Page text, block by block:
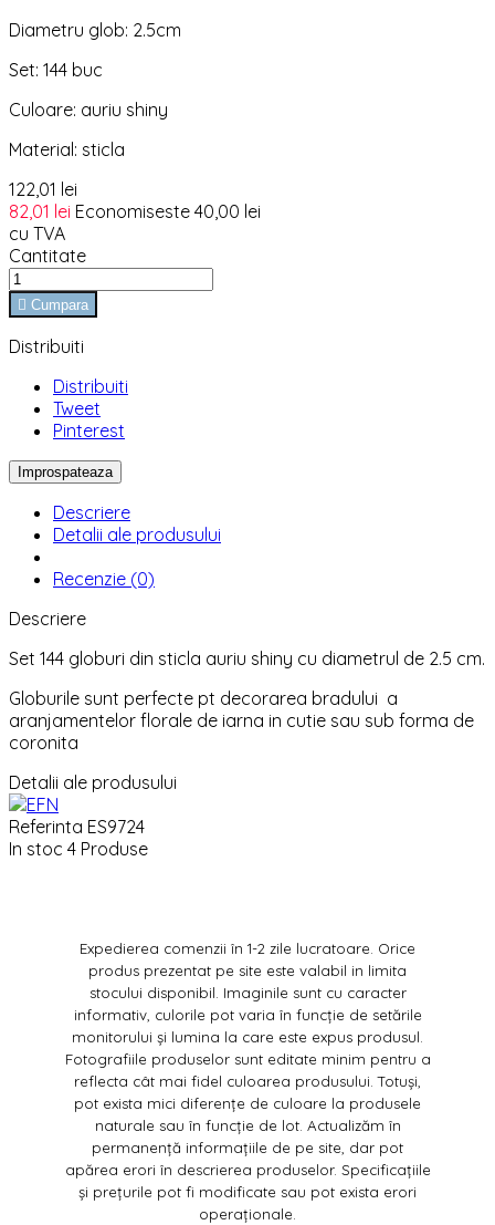
Diametru glob: 2.5cm
Set: 144 buc
Culoare: auriu shiny
Material: sticla
122,01 lei
82,01 lei Economiseste 40,00 lei
cu TVA
Cantitate
 Cumpara
Distribuiti
Distribuiti
Tweet
Pinterest
Descriere
Detalii ale produsului
Recenzie (0)
Descriere
Set 144 globuri din sticla auriu shiny cu diametrul de 2.5 cm.
Globurile sunt perfecte pt decorarea bradului a
aranjamentelor florale de iarna in cutie sau sub forma de
coronita
Detalii ale produsului
Referinta ES9724
In stoc 4 Produse
Expedierea comenzii în 1-2 zile lucratoare. Orice
produs prezentat pe site este valabil in limita
stocului disponibil. Imaginile sunt cu caracter
informativ, culorile pot varia în funcție de setările
monitorului și lumina la care este expus produsul.
Fotografiile produselor sunt editate minim pentru a
reflecta cât mai fidel culoarea produsului. Totuși,
pot exista mici diferențe de culoare la produsele
naturale sau în funcție de lot. Actualizăm în
permanență informațiile de pe site, dar pot
apărea erori în descrierea produselor. Specificațiile
și prețurile pot fi modificate sau pot exista erori
operaționale.